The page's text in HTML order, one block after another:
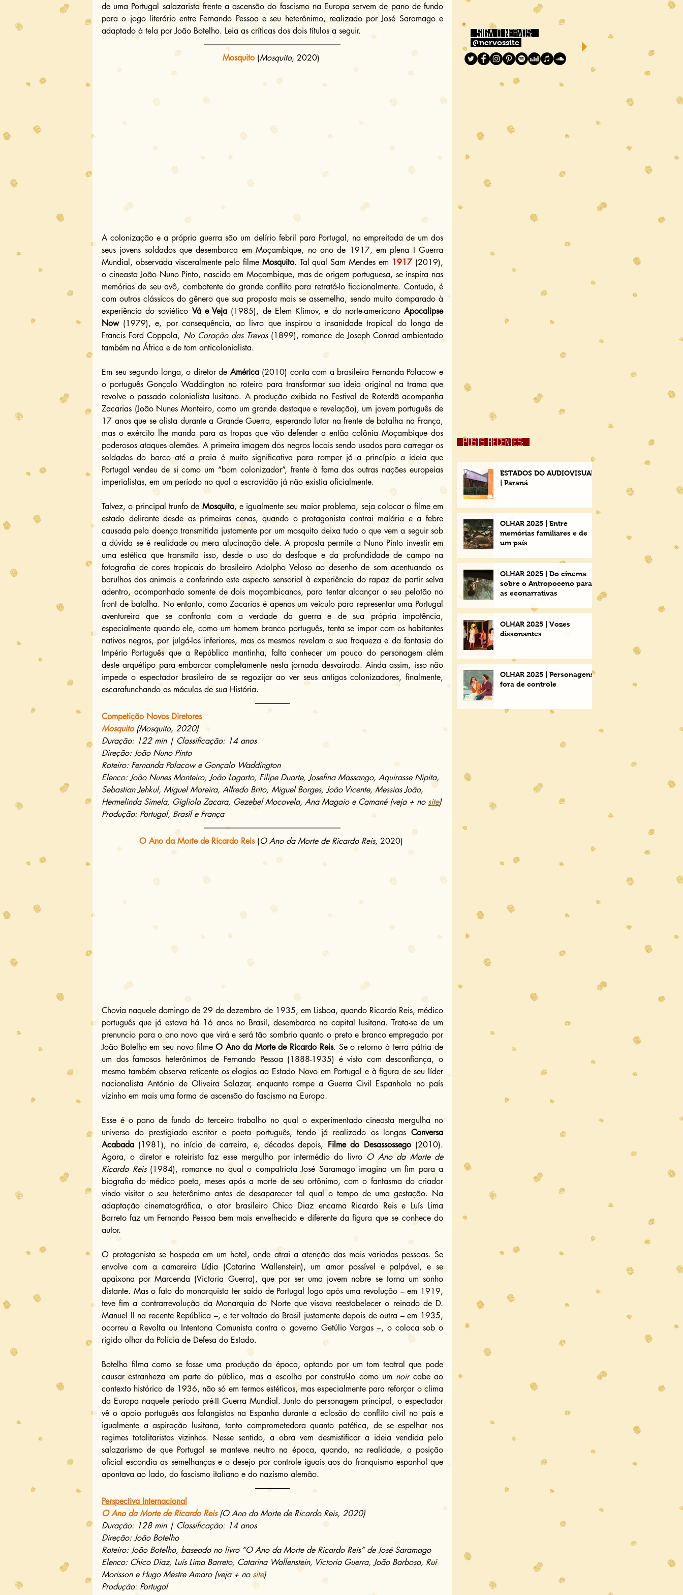
de uma Portugal salazarista frente a ascensão do fascismo na Europa servem de pano de fundo
para o jogo literário entre Fernando Pessoa e seu heterônimo, realizado por José Saramago e
adaptado à tela por João Botelho. Leia as críticas dos dois títulos a seguir.
Mosquito (Mosquito, 2020)
A colonização e a própria guerra são um delírio febril para Portugal, na empreitada de um dos
seus jovens soldados que desembarca em Moçambique, no ano de 1917, em plena I Guerra
Mundial, observada visceralmente pelo filme Mosquito. Tal qual Sam Mendes em 1917 (2019),
o cineasta João Nuno Pinto, nascido em Moçambique, mas de origem portuguesa, se inspira nas
memórias de seu avô, combatente do grande conflito para retratá-lo ficcionalmente. Contudo, é
com outros clássicos do gênero que sua proposta mais se assemelha, sendo muito comparado à
experiência do soviético Vá e Veja (1985), de Elem Klimov, e do norte-americano Apocalipse
Now (1979), e, por consequência, ao livro que inspirou a insanidade tropical do longa de
Francis Ford Coppola, No Coração das Trevas (1899), romance de Joseph Conrad ambientado
também na África e de tom anticolonialista.
Em seu segundo longa, o diretor de América (2010) conta com a brasileira Fernanda Polacow e
o português Gonçalo Waddington no roteiro para transformar sua ideia original na trama que
revolve o passado colonialista lusitano. A produção exibida no Festival de Roterdã acompanha
Zacarias (João Nunes Monteiro, como um grande destaque e revelação), um jovem português de
17 anos que se alista durante a Grande Guerra, esperando lutar na frente de batalha na França,
mas o exército lhe manda para as tropas que vão defender a então colônia Moçambique dos
poderosos ataques alemães. A primeira imagem dos negros locais sendo usados para carregar os
soldados do barco até a praia é muito significativa para romper já a princípio a ideia que
Portugal vendeu de si como um “bom colonizador”, frente à fama das outras nações europeias
imperialistas, em um período no qual a escravidão já não existia oficialmente.
Talvez, o principal trunfo de Mosquito, e igualmente seu maior problema, seja colocar o filme em
estado delirante desde as primeiras cenas, quando o protagonista contrai malária e a febre
causada pela doença transmitida justamente por um mosquito deixa tudo o que vem a seguir sob
a dúvida se é realidade ou mera alucinação dele. A proposta permite a Nuno Pinto investir em
uma estética que transmita isso, desde o uso do desfoque e da profundidade de campo na
fotografia de cores tropicais do brasileiro Adolpho Veloso ao desenho de som acentuando os
barulhos dos animais e conferindo este aspecto sensorial à experiência do rapaz de partir selva
adentro, acompanhado somente de dois moçambicanos, para tentar alcançar o seu pelotão no
front de batalha. No entanto, como Zacarias é apenas um veículo para representar uma Portugal
aventureira que se confronta com a verdade da guerra e de sua própria impotência,
especialmente quando ele, como um homem branco português, tenta se impor com os habitantes
nativos negros, por julgá-los inferiores, mas os mesmos revelam a sua fraqueza e da fantasia do
Império Português que a República mantinha, falta conhecer um pouco do personagem além
deste arquétipo para embarcar completamente nesta jornada desvairada. Ainda assim, isso não
impede o espectador brasileiro de se regozijar ao ver seus antigos colonizadores, finalmente,
escarafunchando as máculas de sua História.
Competição Novos Diretores
Mosquito (Mosquito, 2020)
Duração: 122 min | Classificação: 14 anos
Direção: João Nuno Pinto
Roteiro: Fernanda Polacow e Gonçalo Waddington
Elenco: João Nunes Monteiro, João Lagarto, Filipe Duarte, Josefina Massango, Aquirasse Nipita,
Sebastian Jehkul, Miguel Moreira, Alfredo Brito, Miguel Borges, João Vicente, Messias João,
Hermelinda Simela, Gigliola Zacara, Gezebel Mocovela, Ana Magaio e Camané (veja + no site)
Produção: Portugal, Brasil e França
O Ano da Morte de Ricardo Reis (O Ano da Morte de Ricardo Reis, 2020)
Chovia naquele domingo de 29 de dezembro de 1935, em Lisboa, quando Ricardo Reis, médico
português que já estava há 16 anos no Brasil, desembarca na capital lusitana. Trata-se de um
prenuncio para o ano novo que virá e será tão sombrio quanto o preto e branco empregado por
João Botelho em seu novo filme O Ano da Morte de Ricardo Reis. Se o retorno à terra pátria de
um dos famosos heterônimos de Fernando Pessoa (1888-1935) é visto com desconfiança, o
mesmo também observa reticente os elogios ao Estado Novo em Portugal e à figura de seu líder
nacionalista António de Oliveira Salazar, enquanto rompe a Guerra Civil Espanhola no país
vizinho em mais uma forma de ascensão do fascismo na Europa.
Esse é o pano de fundo do terceiro trabalho no qual o experimentado cineasta mergulha no
universo do prestigiado escritor e poeta português, tendo já realizado os longas Conversa
Acabada (1981), no início de carreira, e, décadas depois, Filme do Desassossego (2010).
Agora, o diretor e roteirista faz esse mergulho por intermédio do livro O Ano da Morte de
Ricardo Reis (1984), romance no qual o compatriota José Saramago imagina um fim para a
biografia do médico poeta, meses após a morte de seu ortônimo, com o fantasma do criador
vindo visitar o seu heterônimo antes de desaparecer tal qual o tempo de uma gestação. Na
adaptação cinematográfica, o ator brasileiro Chico Diaz encarna Ricardo Reis e Luís Lima
Barreto faz um Fernando Pessoa bem mais envelhecido e diferente da figura que se conhece do
autor.
O protagonista se hospeda em um hotel, onde atrai a atenção das mais variadas pessoas. Se
envolve com a camareira Lídia (Catarina Wallenstein), um amor possível e palpável, e se
apaixona por Marcenda (Victoria Guerra), que por ser uma jovem nobre se torna um sonho
distante. Mas o fato do monarquista ter saído de Portugal logo após uma revolução – em 1919,
teve fim a contrarrevolução da Monarquia do Norte que visava reestabelecer o reinado de D.
Manuel II na recente República –, e ter voltado do Brasil justamente depois de outra – em 1935,
ocorreu a Revolta ou Intentona Comunista contra o governo Getúlio Vargas –, o coloca sob o
rígido olhar da Polícia de Defesa do Estado.
Botelho filma como se fosse uma produção da época, optando por um tom teatral que pode
causar estranheza em parte do público, mas a escolha por construí-lo como um noir cabe ao
contexto histórico de 1936, não só em termos estéticos, mas especialmente para reforçar o clima
da Europa naquele período pré-II Guerra Mundial. Junto do personagem principal, o espectador
vê o apoio português aos falangistas na Espanha durante a eclosão do conflito civil no país e
igualmente a aspiração lusitana, tanto comprometedora quanto patética, de se espelhar nos
regimes totalitaristas vizinhos. Nesse sentido, a obra vem desmistificar a ideia vendida pelo
salazarismo de que Portugal se manteve neutro na época, quando, na realidade, a posição
oficial escondia as semelhanças e o desejo por controle iguais aos do franquismo espanhol que
apontava ao lado, do fascismo italiano e do nazismo alemão.
Perspectiva Internacional
O Ano da Morte de Ricardo Reis (O Ano da Morte de Ricardo Reis, 2020)
Duração: 128 min | Classificação: 14 anos
Direção: João Botelho
Roteiro: João Botelho, baseado no livro “O Ano da Morte de Ricardo Reis” de José Saramago
Elenco: Chico Diaz, Luís Lima Barreto, Catarina Wallenstein, Victoria Guerra, João Barbosa, Rui
Morisson e Hugo Mestre Amaro (veja + no site)
Produção: Portugal
siga o NERVOS:
@nervossite
POSTS RECENTES;
ESTADOS DO AUDIOVISUAL
| Paraná
OLHAR 2025 | Entre
memórias familiares e de
um país
OLHAR 2025 | Do cinema
sobre o Antropoceno para
as econarrativas
OLHAR 2025 | Vozes
dissonantes
OLHAR 2025 | Personagens
fora de controle